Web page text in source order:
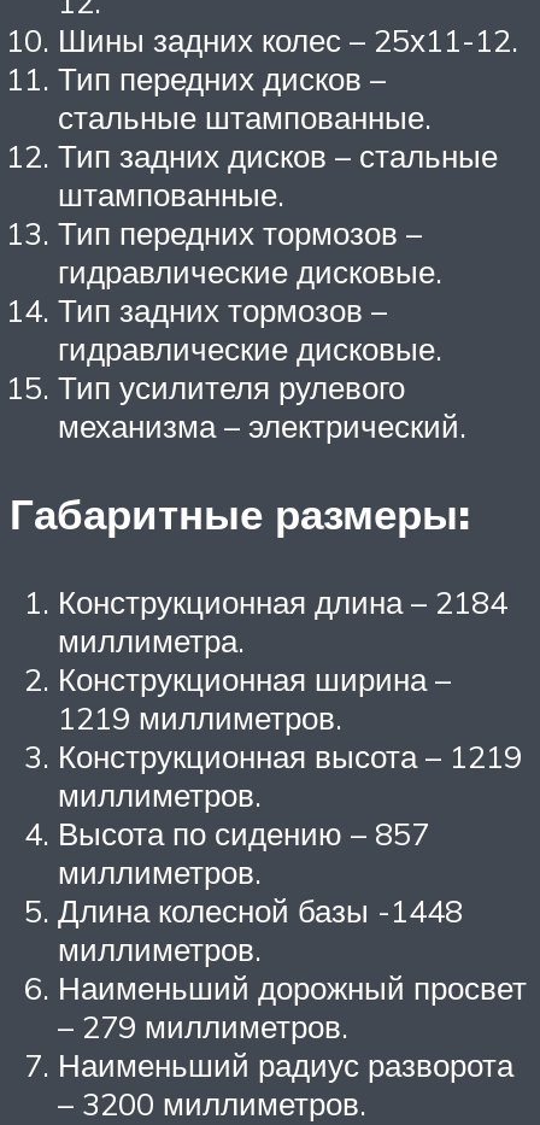
Шины задних колес – 25х11-12.
Тип передних дисков –
стальные штампованные.
Тип задних дисков – стальные
штампованные.
Тип передних тормозов –
гидравлические дисковые.
Тип задних тормозов –
гидравлические дисковые.
Тип усилителя рулевого
механизма – электрический.
Габаритные размеры:
Конструкционная длина – 2184
миллиметра.
Конструкционная ширина –
1219 миллиметров.
Конструкционная высота – 1219
миллиметров.
Высота по сидению – 857
миллиметров.
Длина колесной базы -1448
миллиметров.
Наименьший дорожный просвет
– 279 миллиметров.
Наименьший радиус разворота
– 3200 миллиметров.